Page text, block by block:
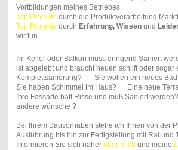
Vortbildungen meines Betriebes.
Top Projekte durch die Produktverarbeitung
Top Projekte durch Erfahrung, Wissenund
wir tun.
Ihr Keller oder Balkon muss dringend Saniert
ist abgelebt und braucht neuen schliff oder sogar
Komplettsanierung? Sie wollen ein neues
Sie haben Schimmel im Haus? Eine neue
Ihre Fassade hatt Risse und muß Saniert
andere wünsche ?
Bei Ihrem Bauvorhaben stehe ich Ihnen von der
Ausführung bis hin zur Fertigstellung mit Rat und
Informieren Sie sich näher über mich und meine